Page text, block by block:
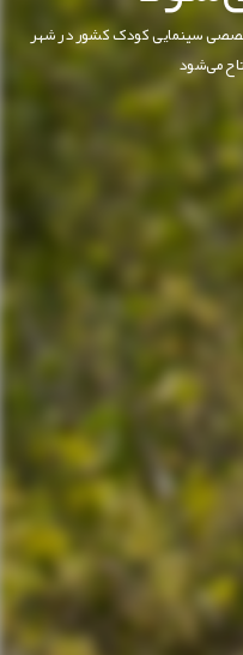
سینمایی کودک کشور در شهر
می‌شود